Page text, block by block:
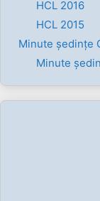
HCL 2016
HCL 2015
Minute ședințe
Minute